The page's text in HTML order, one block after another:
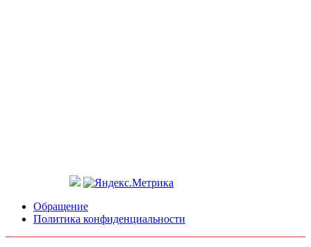
Обращение
Политика конфиденциальности